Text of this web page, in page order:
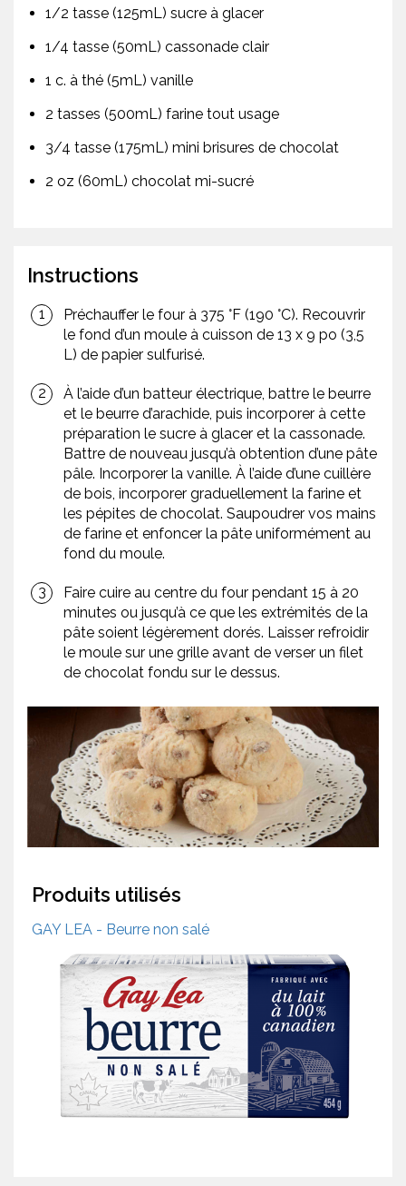
1/2 tasse (125mL) sucre à glacer
1/4 tasse (50mL) cassonade clair
1 c. à thé (5mL) vanille
2 tasses (500mL) farine tout usage
3/4 tasse (175mL) mini brisures de chocolat
2 oz (60mL) chocolat mi-sucré
Instructions
Préchauffer le four à 375 °F (190 °C). Recouvrir
le fond d’un moule à cuisson de 13 x 9 po (3,5
L) de papier sulfurisé.
À l’aide d’un batteur électrique, battre le beurre
et le beurre d’arachide, puis incorporer à cette
préparation le sucre à glacer et la cassonade.
Battre de nouveau jusqu’à obtention d’une pâte
pâle. Incorporer la vanille. À l’aide d’une cuillère
de bois, incorporer graduellement la farine et
les pépites de chocolat. Saupoudrer vos mains
de farine et enfoncer la pâte uniformément au
fond du moule.
Faire cuire au centre du four pendant 15 à 20
minutes ou jusqu’à ce que les extrémités de la
pâte soient légèrement dorés. Laisser refroidir
le moule sur une grille avant de verser un filet
de chocolat fondu sur le dessus.
Produits utilisés
GAY LEA - Beurre non salé